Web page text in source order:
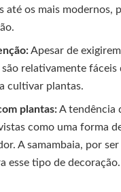
até os mais modernos,
Apesar de
são relativamente
cultivar plantas.
plantas:A tendência
como uma forma
A samambaia, por
esse tipo de decoração.